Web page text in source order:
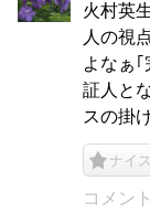
火村英
人の視
よなぁ
証人と
スの掛
ナイス
コメン